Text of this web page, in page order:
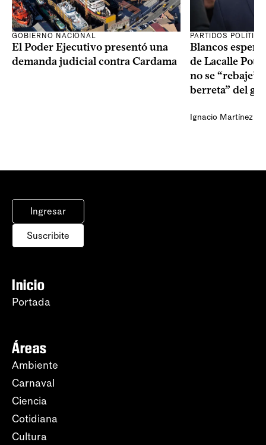
GOBIERNO NACIONAL
El Poder Ejecutivo presentó una
demanda judicial contra Cardama
PARTIDOS
Blancos
de Lacalle Pou
no se “rebaje”
berreta” del
Ignacio Martínez
Ingresar
Suscribite
Inicio
Portada
Áreas
Ambiente
Carnaval
Ciencia
Cotidiana
Cultura